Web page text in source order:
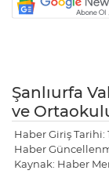
Şanlıurfa
ve
Haber Giriş Tarihi:
Haber
Kaynak: Haber